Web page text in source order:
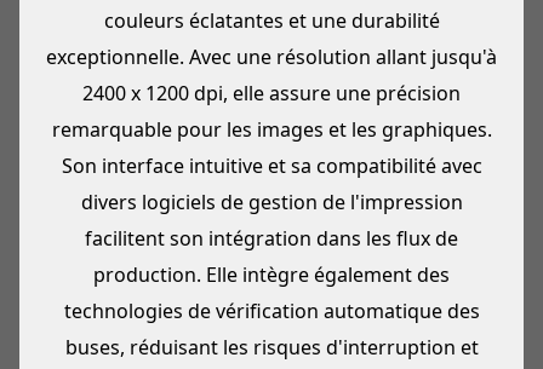
couleurs éclatantes et une durabilité
exceptionnelle. Avec une résolution allant jusqu'à
2400 x 1200 dpi, elle assure une précision
remarquable pour les images et les graphiques.
Son interface intuitive et sa compatibilité avec
divers logiciels de gestion de l'impression
facilitent son intégration dans les flux de
production. Elle intègre également des
technologies de vérification automatique des
buses, réduisant les risques d'interruption et